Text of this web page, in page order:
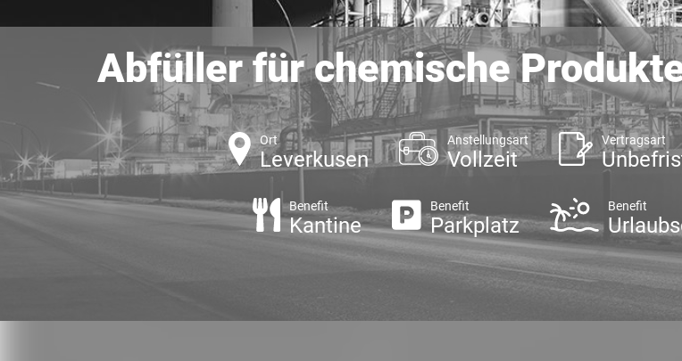
Abfüller für chemische
Ort
Leverkusen
Anstellungsart
Vollzeit
Vertragsart
Benefit
Kantine
Benefit
Parkplatz
Benefit